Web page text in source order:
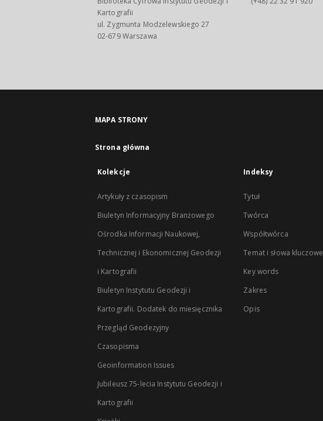
Kartografii
ul. Zygmunta Modzelewskiego 27
02-679 Warszawa
MAPA STRONY
Strona główna
Kolekcje
Artykuły z czasopism
Biuletyn Informacyjny Branżowego
Ośrodka Informacji Naukowej,
Technicznej i Ekonomicznej Geodezji
i Kartografii
Biuletyn Instytutu Geodezji i
Kartografii. Dodatek do miesięcznika
Przegląd Geodezyjny
Czasopisma
Geoinformation Issues
Jubileusz 75-lecia Instytutu Geodezji i
Kartografii
Indeksy
Tytuł
Twórca
Współtwórca
Temat i słowa kluczowe
Key words
Zakres
Opis